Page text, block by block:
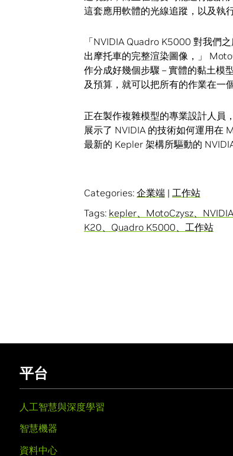
這套應用軟體的光線追蹤，以及執
「NVIDIA Quadro K5000 對我們
出摩托車的完整渲染圖像，」
作分成好幾個步驟 – 實體的黏土模
及預算，就可以把所有的作業在一
正在製作複雜模型的專業設計人員
展示了 NVIDIA 的技術如何運用在
最新的 Kepler 架構所驅動的
Categories: 企業端 | 工作站
Tags: kepler、MotoCzysz、
K20、Quadro K5000、工作站
平台
人工智慧與深度學習
智慧機器
資料中心